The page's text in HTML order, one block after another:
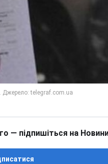
— підпишіться на